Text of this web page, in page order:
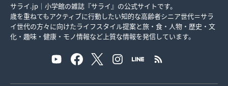
サライ.jp｜小学館の雑誌『サライ』の公式サイトです。
歳を重ねてもアクティブに行動したい知的な高齢者シニア世代＝サラ
イ世代の方々に向けたライフスタイル提案と旅・食・人物・歴史・文
化・趣味・健康・モノ情報など上質な情報を発信しています。